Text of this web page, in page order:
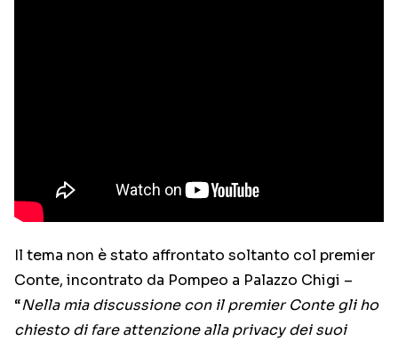
Il tema non è stato affrontato soltanto col premier
Conte, incontrato da Pompeo a Palazzo Chigi –
“Nella mia discussione con il premier Conte gli ho
chiesto di fare attenzione alla privacy dei suoi